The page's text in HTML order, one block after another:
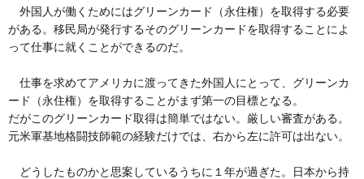
外国人が働くためにはグリーンカード（永住権）を取得する必要
がある。移民局が発行するそのグリーンカードを取得することによ
って仕事に就くことができるのだ。
仕事を求めてアメリカに渡ってきた外国人にとって、グリーンカ
ード（永住権）を取得することがまず第一の目標となる。
だがこのグリーンカード取得は簡単ではない。厳しい審査がある。
元米軍基地格闘技師範の経験だけでは、右から左に許可は出ない。
どうしたものかと思案しているうちに１年が過ぎた。日本から持